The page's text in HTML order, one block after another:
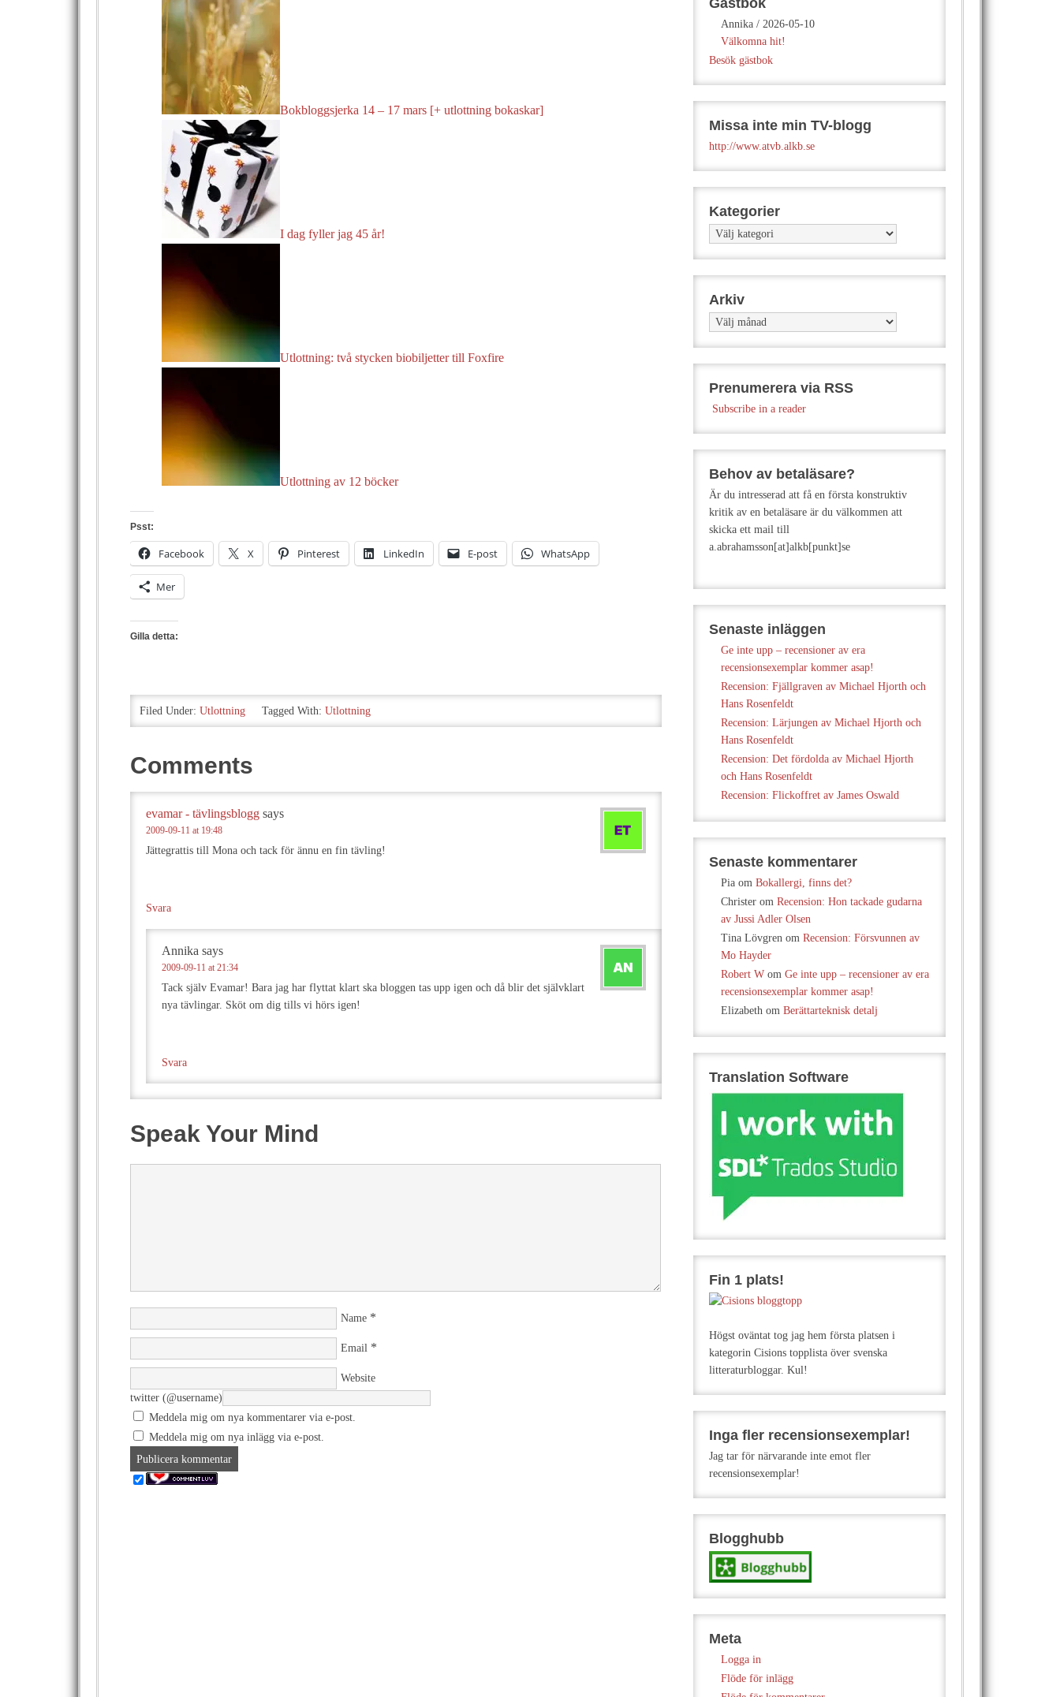
Bokbloggsjerka 14 – 17 mars [+ utlottning bokaskar]
I dag fyller jag 45 år!
Utlottning: två stycken biobiljetter till Foxfire
Utlottning av 12 böcker
Psst:
Facebook X Pinterest LinkedIn E-post WhatsApp
Mer
Gilla detta:
Filed Under: Utlottning Tagged With: Utlottning
Comments
evamar - tävlingsblogg says
2009-09-11 at 19:48
Jättegrattis till Mona och tack för ännu en fin tävling!
Svara
Annika says
2009-09-11 at 21:34
Tack själv Evamar! Bara jag har flyttat klart ska bloggen tas upp igen och då blir det självklart
nya tävlingar. Sköt om dig tills vi hörs igen!
Svara
Speak Your Mind
Name *
Email *
Website
twitter (@username)
Meddela mig om nya kommentarer via e-post.
Meddela mig om nya inlägg via e-post.
Gästbok
Annika / 2026-05-10
Välkomna hit!
Besök gästbok
Missa inte min TV-blogg
http://www.atvb.alkb.se
Kategorier
Kategorier
Arkiv
Arkiv
Prenumerera via RSS
Subscribe in a reader
Behov av betaläsare?
Är du intresserad att få en första konstruktiv
kritik av en betaläsare är du välkommen att
skicka ett mail till
a.abrahamsson[at]alkb[punkt]se
Senaste inläggen
Ge inte upp – recensioner av era
recensionsexemplar kommer asap!
Recension: Fjällgraven av Michael Hjorth och
Hans Rosenfeldt
Recension: Lärjungen av Michael Hjorth och
Hans Rosenfeldt
Recension: Det fördolda av Michael Hjorth
och Hans Rosenfeldt
Recension: Flickoffret av James Oswald
Senaste kommentarer
Pia om Bokallergi, finns det?
Christer om Recension: Hon tackade gudarna
av Jussi Adler Olsen
Tina Lövgren om Recension: Försvunnen av
Mo Hayder
Robert W om Ge inte upp – recensioner av era
recensionsexemplar kommer asap!
Elizabeth om Berättarteknisk detalj
Translation Software
Fin 1 plats!
Högst oväntat tog jag hem första platsen i
kategorin Cisions topplista över svenska
litteraturbloggar. Kul!
Inga fler recensionsexemplar!
Jag tar för närvarande inte emot fler
recensionsexemplar!
Blogghubb
Meta
Logga in
Flöde för inlägg